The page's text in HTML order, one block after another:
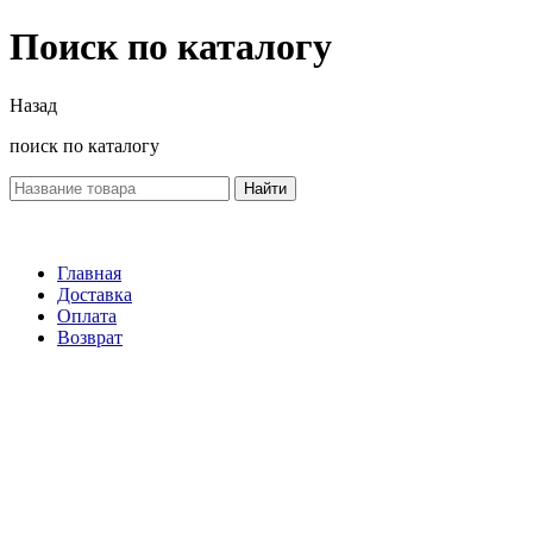
Поиск по каталогу
Назад
поиск по каталогу
Найти
Главная
Доставка
Оплата
Возврат